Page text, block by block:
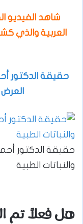
شاهد الفيديو
العربية والذي
حقيقة الدكتور
حقيقة الدكتور
والنباتات الطبية
هل فعلاً تم